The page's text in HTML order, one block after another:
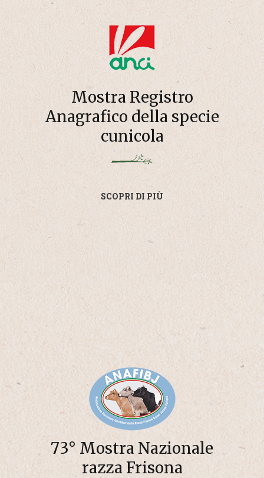
Mostra Registro
Anagrafico della specie
cunicola
SCOPRI DI PIÙ
73° Mostra Nazionale
razza Frisona